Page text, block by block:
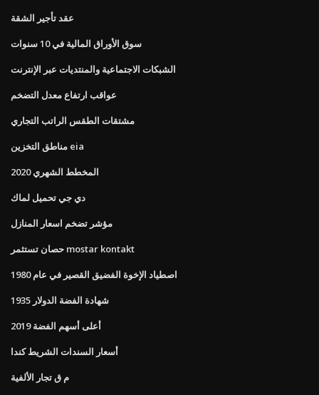
عقد تأجير الشقة
سوق الأوراق المالية في 10 سنوات
الشبكات الاجتماعية والمنتديات عبر الإنترنت
عواقب ارتفاع معدل التضخم
مشتقات الطقس الراتب التجاري
مناطق التخزين eia
المخطط الشهري 2020
دي جي تحميل لماك
مؤشر تضخم اسعار المنازل
حصان تستثمر mostar kontakt
اصطياد الإخوة الفضيق القصير في عام 1980
شهادة الفضة الدولار 1935
أعلى أسهم الفضة 2019
أسعار السندات الشريط كندا
م ق تجار الألفية